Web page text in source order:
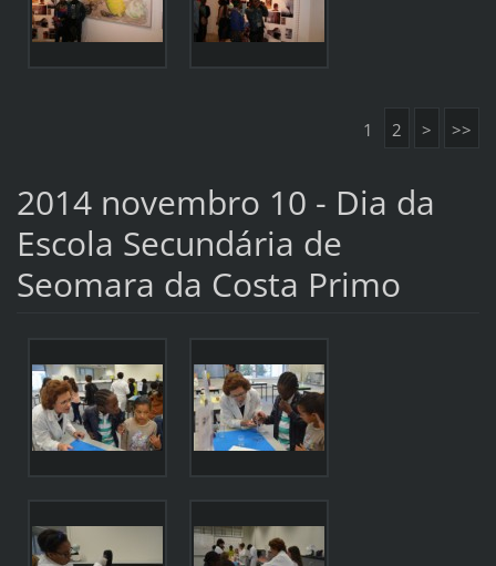
1 2 > >>
2014 novembro 10 - Dia da
Escola Secundária de
Seomara da Costa Primo